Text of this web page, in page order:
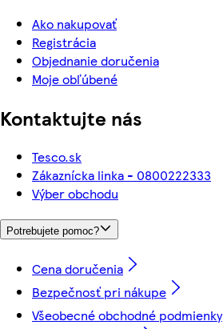
Ako nakupovať
Registrácia
Objednanie doručenia
Moje obľúbené
Kontaktujte nás
Tesco.sk
Zákaznícka linka - 0800222333
Výber obchodu
Potrebujete pomoc?
Cena doručenia
Bezpečnosť pri nákupe
Všeobecné obchodné podmienky